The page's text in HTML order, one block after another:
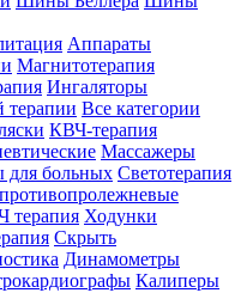
Аппараты
Магнитотерапия
Ингаляторы
терапии Все категории
КВЧ-терапия
Массажеры
для больных Светотерапия
терапия Ходунки
Скрыть
Динамометры
Калиперы